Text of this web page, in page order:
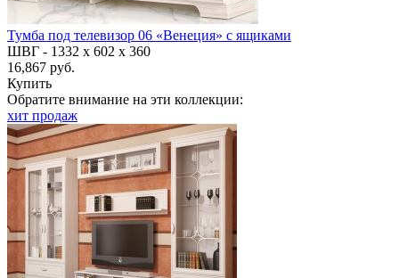
Тумба под телевизор 06 «Венеция» с ящиками
ШВГ - 1332 х 602 х 360
16,867 руб.
Купить
Обратите внимание на эти коллекции:
хит продаж